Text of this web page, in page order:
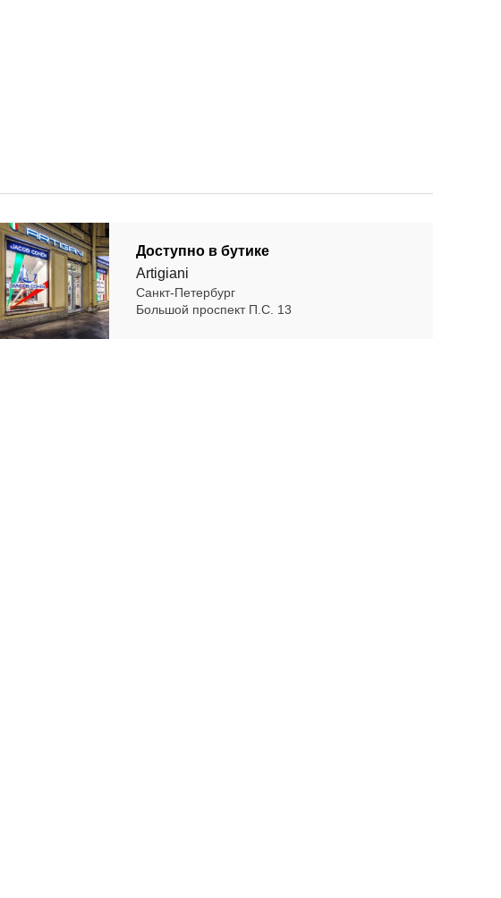
Доступно в бутике
Artigiani
Санкт-Петербург
Большой проспект П.С. 13